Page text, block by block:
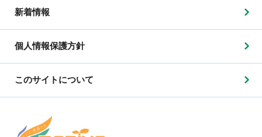
新着情報
個人情報保護方針
このサイトについて